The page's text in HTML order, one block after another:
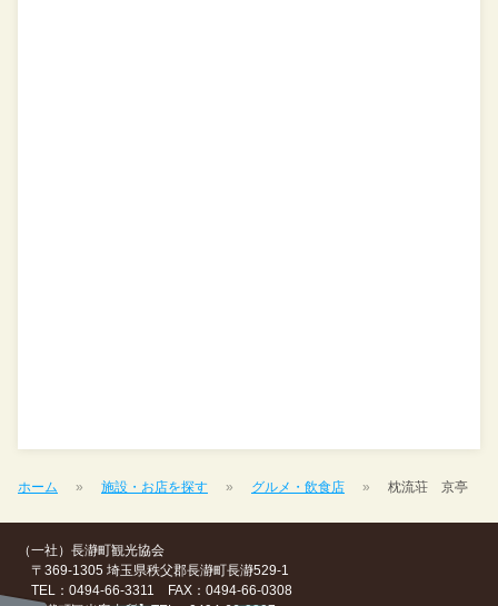
ホーム 施設・お店を探す グルメ・飲食店 枕流荘 京亭
（一社）長瀞町観光協会
〒369-1305 埼玉県秩父郡長瀞町長瀞529-1
TEL：0494-66-3311 FAX：0494-66-0308